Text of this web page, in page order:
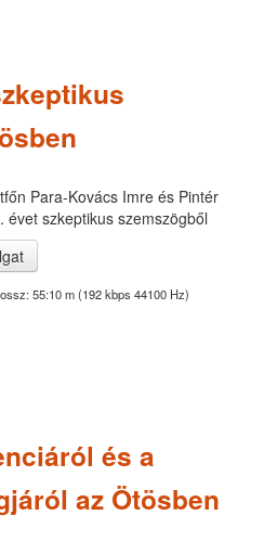
Para-Kovács Imre és Pintér
szkeptikus szemszögből
55:10 m (192 kbps 44100 Hz)
és a
az Ötösben